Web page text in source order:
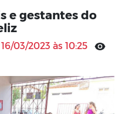
e gestantes do
16/03/2023 às 10:25